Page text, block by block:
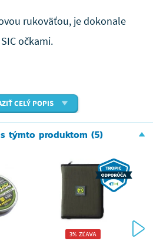
rukoväťou, je dokonale
očkami.
CELÝ POPIS
týmto produktom (5)
3% ZĽAVA